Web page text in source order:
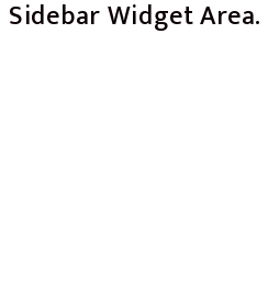
Sidebar Widget Area.